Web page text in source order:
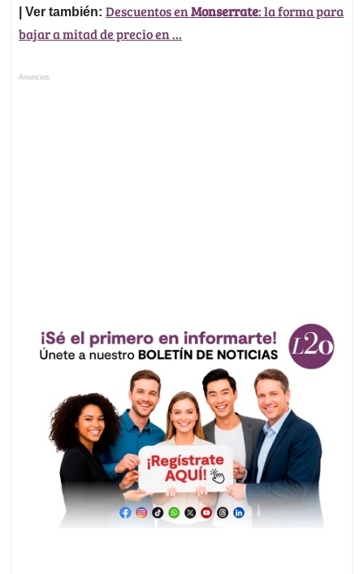
| Ver también: Descuentos enMonserrate: la forma para
bajar a mitad de precio en ...
Anuncios.